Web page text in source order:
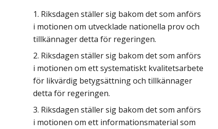
Riksdagen ställer sig bakom det som anförs
i motionen om utvecklade nationella prov och
tillkännager detta för regeringen.
Riksdagen ställer sig bakom det som anförs
i motionen om ett systematiskt kvalitetsarbete
för likvärdig betygsättning och tillkännager
detta för regeringen.
Riksdagen ställer sig bakom det som anförs
i motionen om ett informationsmaterial som